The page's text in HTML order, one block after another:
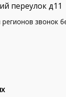
переулок д11
регионов звонок